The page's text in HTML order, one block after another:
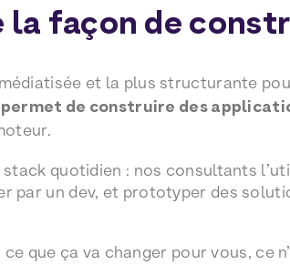
façon de
et la plus structurante
de construire des
quotidien : nos consultants
par un dev, et prototyper des
ce que ça va changer pour vous, ce